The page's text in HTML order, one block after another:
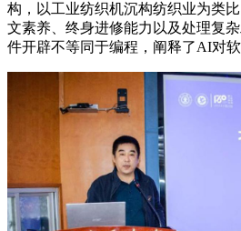
构，以工业纺织机沉构纺织业为类
文素养、终身进修能力以及处理复
件开辟不等同于编程，阐释了AI对